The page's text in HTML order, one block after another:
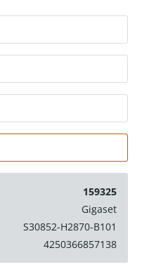
159325
Gigaset
S30852-H2870-B101
4250366857138